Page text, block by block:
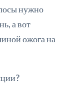
нужно
а вот
ожога на